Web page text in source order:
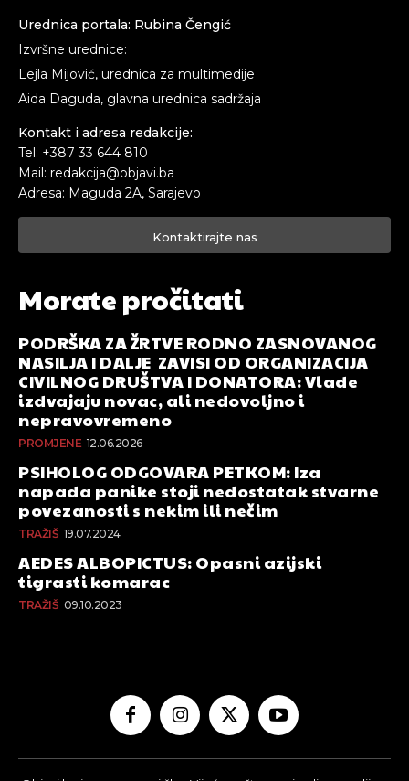
Urednica portala: Rubina Čengić
Izvršne urednice:
Lejla Mijović, urednica za multimedije
Aida Daguda, glavna urednica sadržaja
Kontakt i adresa redakcije:
Tel: +387 33 644 810
Mail: redakcija@objavi.ba
Adresa: Maguda 2A, Sarajevo
Kontaktirajte nas
Morate pročitati
PODRŠKA ZA ŽRTVE RODNO ZASNOVANOG
NASILJA I DALJE ZAVISI OD ORGANIZACIJA
CIVILNOG DRUŠTVA I DONATORA: Vlade
izdvajaju novac, ali nedovoljno i
nepravovremeno
PROMJENE 12.06.2026
PSIHOLOG ODGOVARA PETKOM: Iza
napada panike stoji nedostatak stvarne
povezanosti s nekim ili nečim
TRAŽIŠ 19.07.2024
AEDES ALBOPICTUS: Opasni azijski
tigrasti komarac
TRAŽIŠ 09.10.2023